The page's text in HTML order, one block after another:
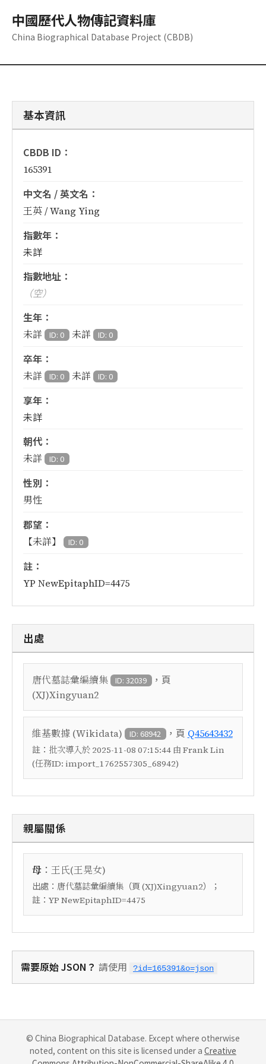
中國歷代人物傳記資料庫
China Biographical Database Project (CBDB)
基本資訊
CBDB ID：
165391
中文名 / 英文名：
王英 / Wang Ying
指數年：
未詳
指數地址：
（空）
生年：
未詳 ID: 0 未詳 ID: 0
卒年：
未詳 ID: 0 未詳 ID: 0
享年：
未詳
朝代：
未詳 ID: 0
性別：
男性
郡望：
【未詳】 ID: 0
註：
YP NewEpitaphID=4475
出處
唐代墓誌彙編續集 ID: 32039 ，頁
(XJ)Xingyuan2
維基數據 (Wikidata) ID: 68942 ，頁 Q45643432
註： 批次導入於 2025-11-08 07:15:44 由 Frank Lin
(任務ID: import_1762557305_68942)
親屬關係
母 ： 王氏(王晃女)
出處： 唐代墓誌彙編續集 （頁 (XJ)Xingyuan2）；
註： YP NewEpitaphID=4475
需要原始 JSON？ 請使用 ?id=165391&o=json
© China Biographical Database. Except where otherwise
noted, content on this site is licensed under a Creative